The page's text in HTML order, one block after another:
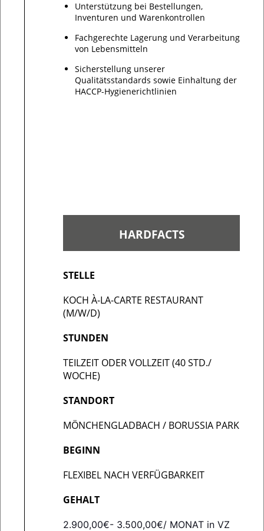
Unterstützung bei Bestellungen,
Inventuren und Warenkontrollen
Fachgerechte Lagerung und Verarbeitung
von Lebensmitteln
Sicherstellung unserer
Qualitätsstandards sowie Einhaltung der
HACCP-Hygienerichtlinien
STELLE
KOCH À-LA-CARTE RESTAURANT
(M/W/D)
STUNDEN
TEILZEIT ODER VOLLZEIT (40 STD./
WOCHE)
STANDORT
MÖNCHENGLADBACH / BORUSSIA PARK
BEGINN
FLEXIBEL NACH VERFÜGBARKEIT
GEHALT
2.900,00€- 3.500,00€/ MONAT in VZ